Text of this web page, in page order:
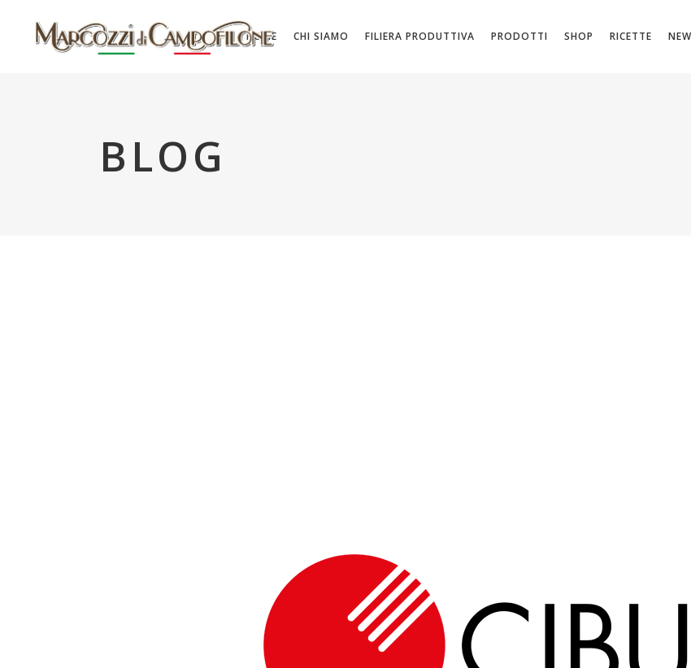
HOME CHI SIAMO FILIERA PRODUTTIVA PRODOTTI SHOP RICETTE
BLOG